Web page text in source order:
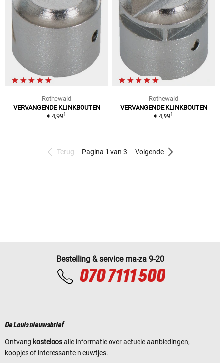
Rothewald
VERVANGENDE KLINKBOUTEN
€ 4,991
Rothewald
VERVANGENDE KLINKBOUTEN
€ 4,991
Terug Pagina 1 van 3 Volgende
Bestelling & service ma-za 9-20
070 7111 500
De Louis nieuwsbrief
Ontvang kosteloosalle informatie over actuele aanbiedingen,
koopjes of interessante nieuwtjes.